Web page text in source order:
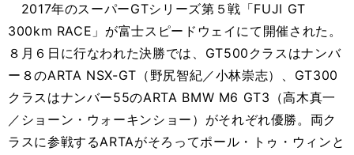
2017年のスーパーGTシリーズ第５戦「FUJI GT
300km RACE」が富士スピードウェイにて開催された。
８月６日に行なわれた決勝では、GT500クラスはナンバ
ー８のARTA NSX-GT（野尻智紀／小林崇志）、GT300
クラスはナンバー55のARTA BMW M6 GT3（高木真一
／ショーン・ウォーキンショー）がそれぞれ優勝。両ク
ラスに参戦するARTAがそろってポール・トゥ・ウィンと